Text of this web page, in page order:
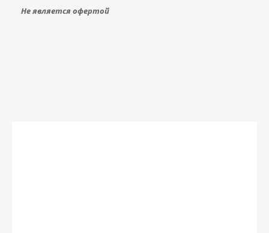
Не является офертой